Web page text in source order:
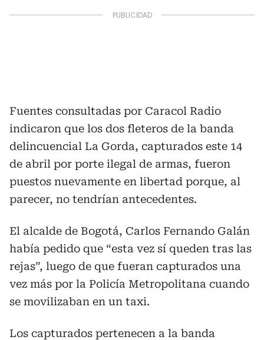
Fuentes consultadas por Caracol Radio
indicaron que los dos fleteros de la banda
delincuencial La Gorda, capturados este 14
de abril por porte ilegal de armas, fueron
puestos nuevamente en libertad porque, al
parecer, no tendrían antecedentes.
El alcalde de Bogotá, Carlos Fernando Galán
había pedido que “esta vez sí queden tras las
rejas”, luego de que fueran capturados una
vez más por la Policía Metropolitana cuando
se movilizaban en un taxi.
Los capturados pertenecen a la banda